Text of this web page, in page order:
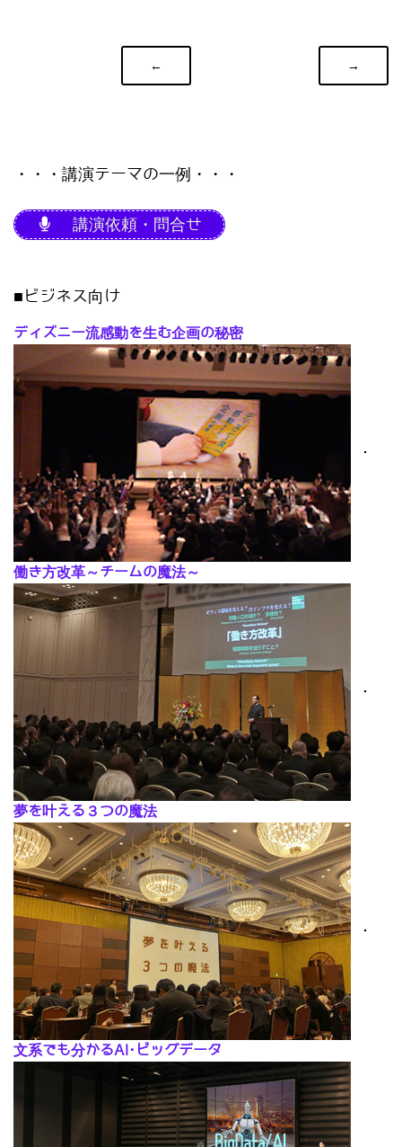
← →
・・・講演テーマの一例・・・
講演依頼・問合せ
■ビジネス向け
ディズニー流感動を生む企画の秘密
･
働き方改革～チームの魔法～
･
夢を叶える３つの魔法
･
文系でも分かるAI･ビッグデータ